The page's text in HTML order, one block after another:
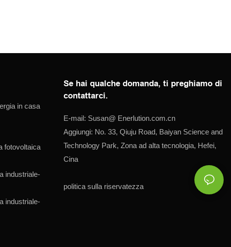
in casa
fotovoltaica
industriale-
industriale-
Se hai qualche domanda, ti preghiamo di
contattarci.
E-mail: Susan@ Enerlution.com.cn
Aggiungi: No. 33, Qiuju Road, Baiyan Science and
Technology Park, Zona ad alta tecnologia, Hefei,
Cina
politica sulla riservatezza